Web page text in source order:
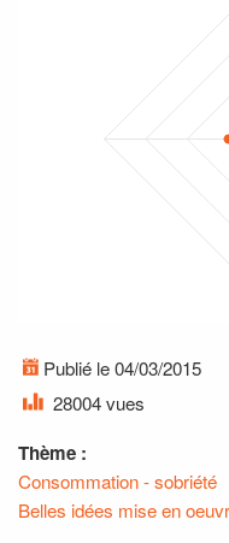
Publié le 04/03/2015
28004 vues
Thème :
Consommation - sobriété
Belles idées mise en